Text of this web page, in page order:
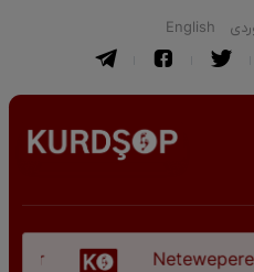
English
Neteweperestî li